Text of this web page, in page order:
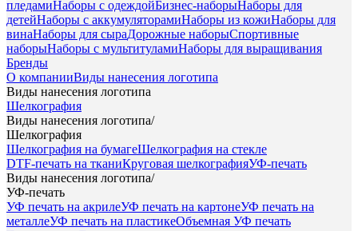
пледамиНаборы с одеждойБизнес-наборыНаборы для
детейНаборы с аккумуляторамиНаборы из кожиНаборы для
винаНаборы для сыраДорожные наборыСпортивные
наборыНаборы с мультитуламиНаборы для выращивания
Бренды
О компанииВиды нанесения логотипа
Виды нанесения логотипа
Шелкография
Виды нанесения логотипа/
Шелкография
Шелкография на бумагеШелкография на стекле
DTF-печать на тканиКруговая шелкографияУФ-печать
Виды нанесения логотипа/
УФ-печать
УФ печать на акрилеУФ печать на картонеУФ печать на
металлеУФ печать на пластикеОбъемная УФ печать